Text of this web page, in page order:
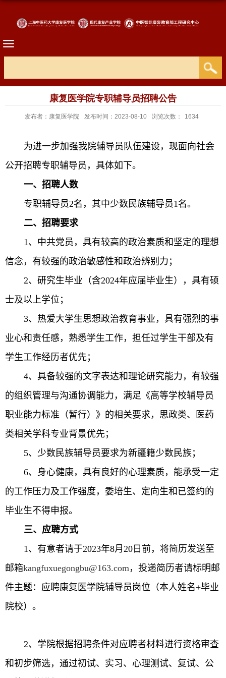
康复医学院专职辅导员招聘公告
发布者：康复医学院 发布时间：2023-08-10 浏览次数： 1634
为进一步加强我院辅导员队伍建设，现面向社会
公开招聘专职辅导员，具体如下。
一、招聘人数
专职辅导员2名，其中少数民族辅导员1名。
二、招聘要求
1、中共党员，具有较高的政治素质和坚定的理想
信念，有较强的政治敏感性和政治辨别力；
2、研究生毕业（含2024年应届毕业生），具有硕
士及以上学位；
3、热爱大学生思想政治教育事业，具有强烈的事
业心和责任感，熟悉学生工作，担任过学生干部及有
学生工作经历者优先；
4、具备较强的文字表达和理论研究能力，有较强
的组织管理与沟通协调能力，满足《高等学校辅导员
职业能力标准（暂行）》的相关要求，思政类、医药
类相关学科专业背景优先；
5、少数民族辅导员要求为新疆籍少数民族；
6、身心健康，具有良好的心理素质，能承受一定
的工作压力及工作强度，委培生、定向生和已签约的
毕业生不得申报。
三、应聘方式
1、有意者请于2023年8月20 日前，将简历发送至
邮箱kangfuxuegongbu@163.com，投递简历者请标明邮
件主题：应聘康复医学院辅导员岗位（本人姓名+毕业
院校）。
2、学院根据招聘条件对应聘者材料进行资格审查
和初步筛选，通过初试、实习、心理测试、复试、公